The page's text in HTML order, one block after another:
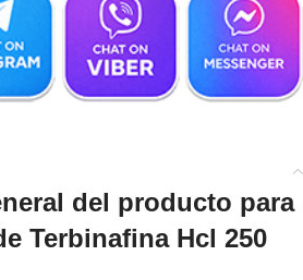
del producto para
Terbinafina Hcl 250